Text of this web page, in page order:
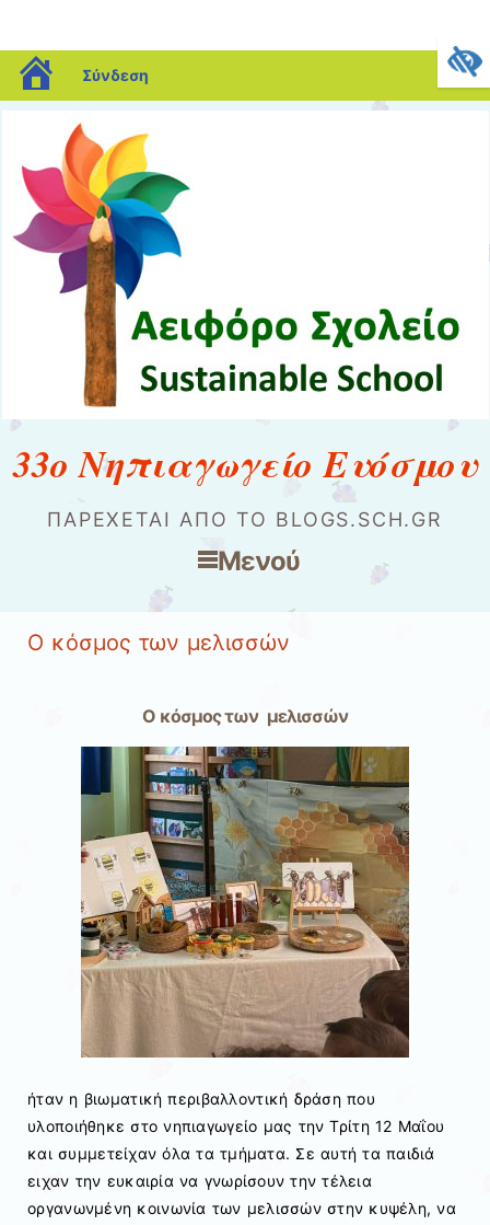
blogs.sch.gr
Σύνδεση
33ο Νηπιαγωγείο Ευόσμου
ΠΑΡΈΧΕΤΑΙ ΑΠΌ ΤΟ BLOGS.SCH.GR
Μενού
Μετάβαση στο περιεχόμενο
Ο κόσμος των μελισσών
Ο κόσμος των μελισσών
ήταν η βιωματική περιβαλλοντική δράση που
υλοποιήθηκε στο νηπιαγωγείο μας την Τρίτη 12 Μαΐου
και συμμετείχαν όλα τα τμήματα. Σε αυτή τα παιδιά
ειχαν την ευκαιρία να γνωρίσουν την τέλεια
οργανωνμένη κοινωνία των μελισσών στην κυψέλη, να